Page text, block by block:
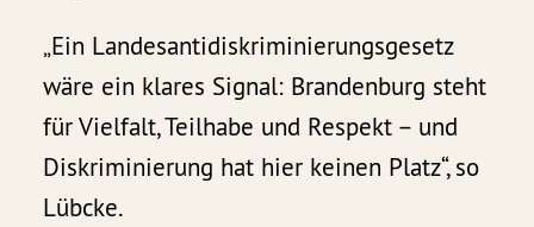
„Ein Landesantidiskriminierungsgesetz
wäre ein klares Signal: Brandenburg steht
für Vielfalt, Teilhabe und Respekt – und
Diskriminierung hat hier keinen Platz“, so
Lübcke.